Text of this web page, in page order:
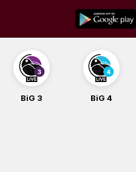
content
BiG 4 BiG Balade